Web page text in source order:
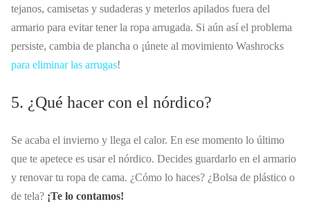
tejanos, camisetas y sudaderas y meterlos apilados fuera del
armario para evitar tener la ropa arrugada. Si aún así el problema
persiste, cambia de plancha o ¡únete al movimiento Washrocks
para eliminar las arrugas!
5. ¿Qué hacer con el nórdico?
Se acaba el invierno y llega el calor. En ese momento lo último
que te apetece es usar el nórdico. Decides guardarlo en el armario
y renovar tu ropa de cama. ¿Cómo lo haces? ¿Bolsa de plástico o
de tela? ¡Te lo contamos!